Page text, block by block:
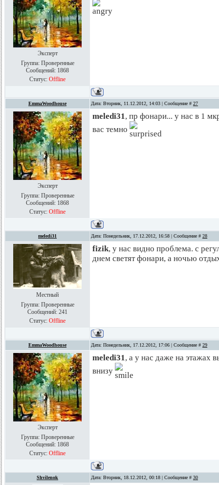
Эксперт
Группа: Проверенные
Сообщений: 1868
Статус: Offline
EmmaWoodhouse Дата: Вторник, 11.12.2012, 14:03 | Сообщение # 27
Эксперт
Группа: Проверенные
Сообщений: 1868
Статус: Offline
meledi31, пр фонари... у нас в 1
вас темно
meledi31 Дата: Понедельник, 17.12.2012, 16:58 | Сообщение # 28
Местный
Группа: Проверенные
Сообщений: 241
Статус: Offline
fizik, у нас видно проблема. с
днем светят фонари, а ночью
EmmaWoodhouse Дата: Понедельник, 17.12.2012, 17:06 | Сообщение # 29
Эксперт
Группа: Проверенные
Сообщений: 1868
Статус: Offline
meledi31, а у нас даже на этажах
внизу
Shvilenok Дата: Вторник, 18.12.2012, 00:18 | Сообщение # 30